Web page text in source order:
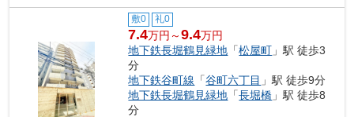
敷0 礼0
7.4万円～9.4万円
地下鉄長堀鶴見緑地 「松屋町 」駅 徒歩3
分
地下鉄谷町線 「谷町六丁目 」駅 徒歩9分
地下鉄長堀鶴見緑地 「長堀橋 」駅 徒歩8
分